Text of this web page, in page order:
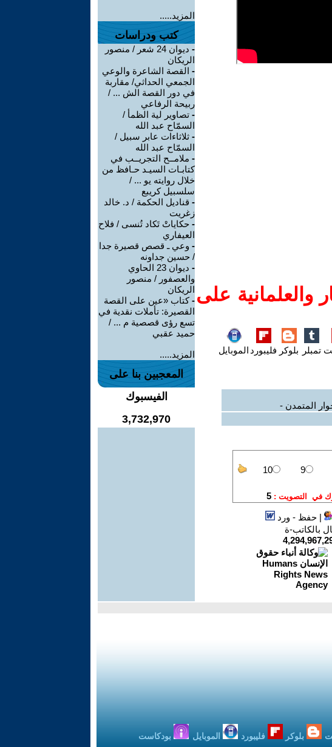
والعلمانية على
تمبلر بلوكر فليبورد الموبايل
المتمدن -
|حفظ - ورد
بالكاتب-ة
المزيد.....
كتب ودراسات
-
ديوان 24 شعر / منصور
الريكان
- القصة الشاعرة والوعي
الجمعي الحداثي/ مقاربة
في دور القصة الش ... /
ربيحة الرفاعي
- تصاوير لية الظمأ /
السمّاح عبد الله
- ثلاثاءات عابر سبيل /
السمّاح عبد الله
- ملامــح التجريــب في
كتابـات السيـد حـافظ من
خلال روايته يو ... /
سلسبيل كريبع
- قناديل الحكمة / د. خالد
زغريت
- حكاياتْ تَكاد تُنسى / فلاح
العيفاري
- وعي ـ قصص قصيرة جدا
/ حسين جداونه
-
ديوان 23 الحاوي
والعصفور / منصور
الريكان
-كتاب «عين على القصة
القصيرة: تأملات نقدية في
تسع رؤى قصصية م ... /
حميد عقبي
المزيد.....
المعجبين بنا على
الفيسبوك
3,732,970
بلوكر فليبورد الموبايل بودكاست